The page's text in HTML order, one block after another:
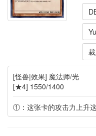
[怪兽|效果] 魔法师/光
[★4] 1550/1400
①：这张卡的攻击力上升